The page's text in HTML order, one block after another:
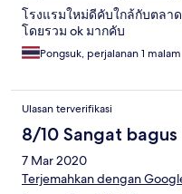
โรงแรมใหม่ดีคับใกล้กับตลา
โดยรวม ok มากคับ
Pongsuk, perjalanan 1 malam
Ulasan terverifikasi
8/10 Sangat bagus
7 Mar 2020
Terjemahkan dengan